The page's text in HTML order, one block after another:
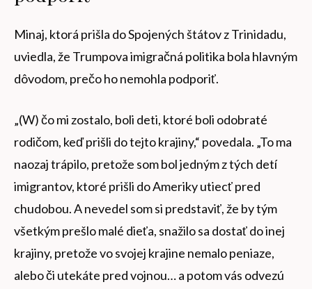
Minaj, ktorá prišla do Spojených štátov z Trinidadu,
uviedla, že Trumpova imigračná politika bola hlavným
dôvodom, prečo ho nemohla podporiť.
„(W) čo mi zostalo, boli deti, ktoré boli odobraté
rodičom, keď prišli do tejto krajiny,“ povedala. „To ma
naozaj trápilo, pretože som bol jedným z tých detí
imigrantov, ktoré prišli do Ameriky utiecť pred
chudobou. A nevedel som si predstaviť, že by tým
všetkým prešlo malé dieťa, snažilo sa dostať do inej
krajiny, pretože vo svojej krajine nemalo peniaze,
alebo či utekáte pred vojnou… a potom vás odvezú